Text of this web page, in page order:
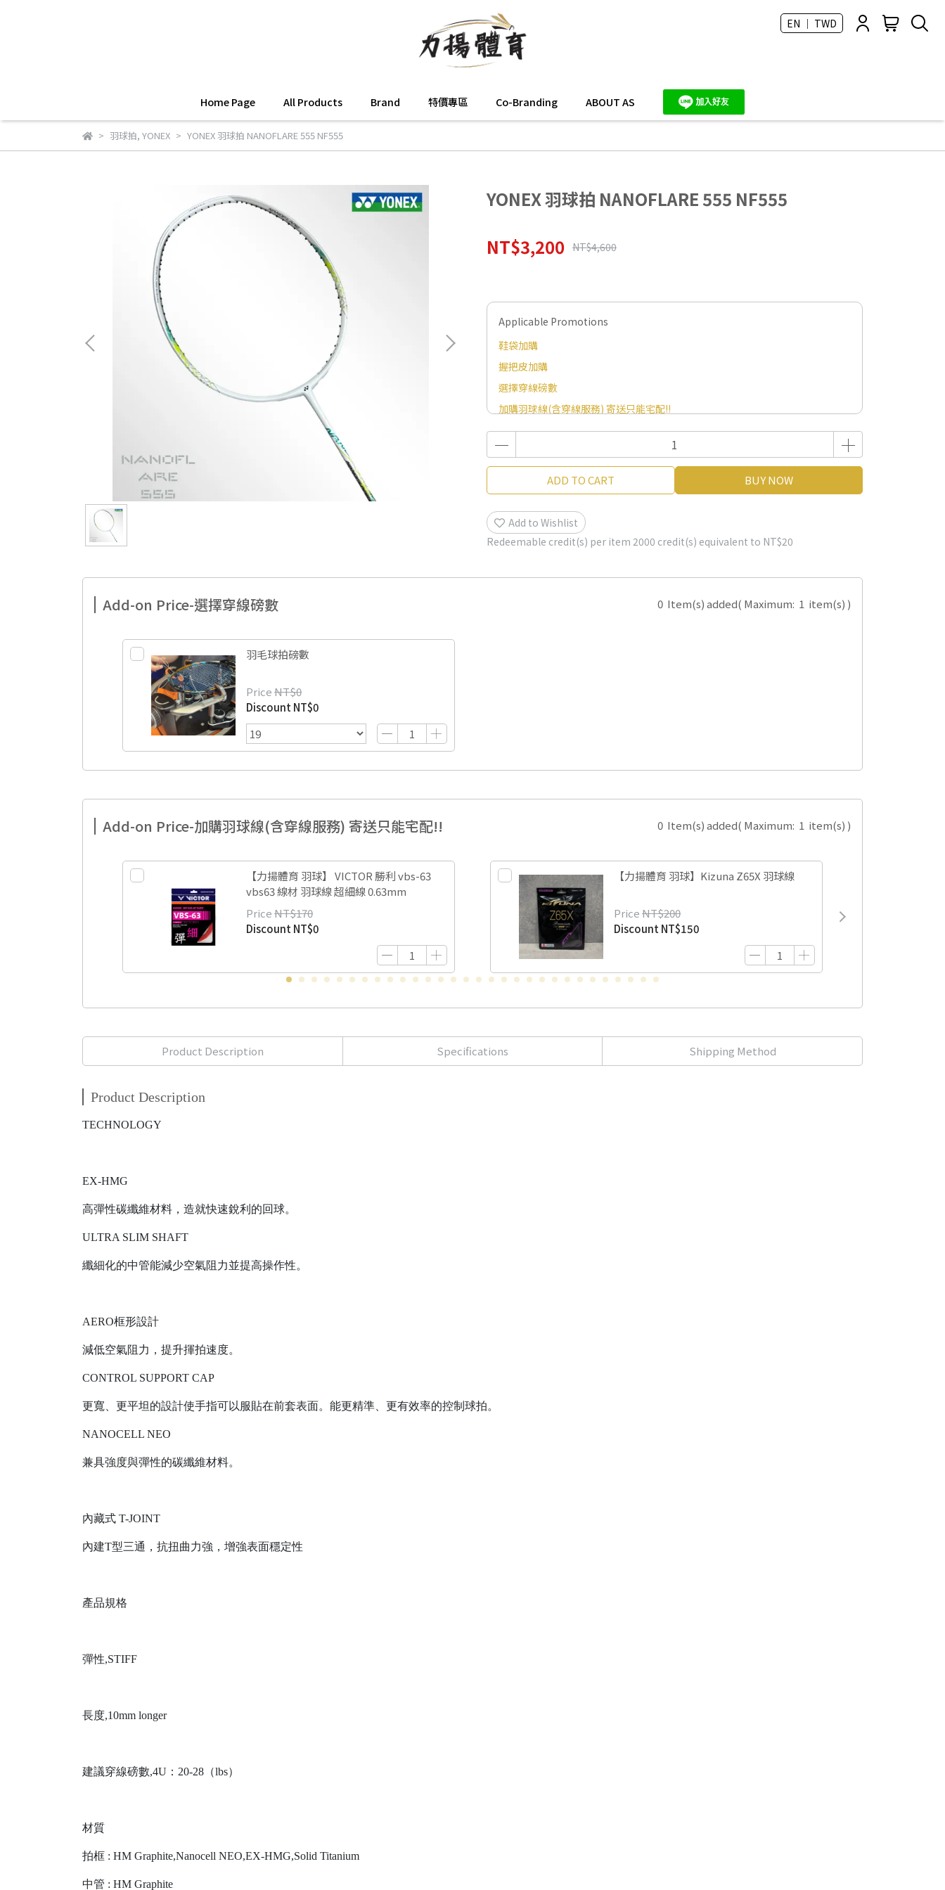
EN ｜ TWD
Home Page All Products Brand 特價專區 Co-Branding ABOUT AS
羽球拍, YONEX YONEX 羽球拍 NANOFLARE 555 NF555
YONEX 羽球拍 NANOFLARE 555 NF555
NT$3,200 NT$4,600
Applicable Promotions
鞋袋加購
握把皮加購
選擇穿線磅數
加購羽球線(含穿線服務) 寄送只能宅配!!
ADD TO CART BUY NOW
Add to Wishlist
Redeemable credit(s) per item 2000 credit(s) equivalent to NT$20
Add-on Price-選擇穿線磅數 0 Item(s) added( Maximum: 1 item(s) )
羽毛球拍磅數
PriceNT$0
Discount NT$0
Add-on Price-加購羽球線(含穿線服務) 寄送只能宅配!! 0 Item(s) added( Maximum: 1 item(s) )
【力揚體育 羽球】 VICTOR 勝利 vbs-63
vbs63 線材 羽球線 超細線 0.63mm
PriceNT$170
Discount NT$0
【力揚體育 羽球】Kizuna Z65X 羽球線
PriceNT$200
Discount NT$150
Product Description Specifications Shipping Method
Product Description
TECHNOLOGY
EX-HMG
高彈性碳纖維材料，造就快速銳利的回球。
ULTRA SLIM SHAFT
纖細化的中管能減少空氣阻力並提高操作性。
AERO框形設計
減低空氣阻力，提升揮拍速度。
CONTROL SUPPORT CAP
更寬、更平坦的設計使手指可以服貼在前套表面。能更精準、更有效率的控制球拍。
NANOCELL NEO
兼具強度與彈性的碳纖維材料。
內藏式 T-JOINT
內建T型三通，抗扭曲力強，增強表面穩定性
產品規格
彈性,STIFF
長度,10mm longer
建議穿線磅數,4U：20-28（lbs）
材質
拍框 : HM Graphite,Nanocell NEO,EX-HMG,Solid Titanium
中管 : HM Graphite